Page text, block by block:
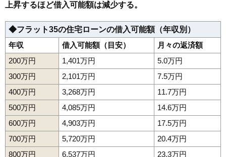
上昇するほど借入可能額は減少する。
◆フラット35の住宅ローンの借入可能額（年収別）
年収
借入可能額（目安）
月々の返済額
200万円
1,401万円
5.0万円
300万円
2,101万円
7.5万円
400万円
3,268万円
11.7万円
500万円
4,085万円
14.6万円
600万円
4,903万円
17.5万円
700万円
5,720万円
20.4万円
800万円
6,537万円
23.3万円